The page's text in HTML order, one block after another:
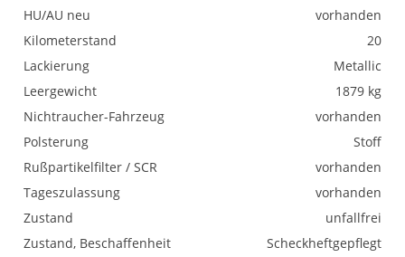
HU/AU neu
vorhanden
Kilometerstand
20
Lackierung
Metallic
Leergewicht
1879 kg
Nichtraucher-Fahrzeug
vorhanden
Polsterung
Stoff
Rußpartikelfilter / SCR
vorhanden
Tageszulassung
vorhanden
Zustand
unfallfrei
Zustand, Beschaffenheit
Scheckheftgepflegt